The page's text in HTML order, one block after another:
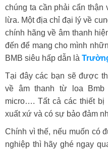
chúng ta cần phải cẩn thận
lừa. Một địa chỉ đại lý về
chính hãng về âm thanh
đến để mang cho mình
BMB siêu hấp dẫn là
Tại đây các bạn sẽ được
về âm thanh từ loa Bmb
micro…. Tất cả các thiết bị
xuất xứ và có sự bảo đảm
Chính vì thế, nếu muốn có
nghiệp thì hãy ghé ngay